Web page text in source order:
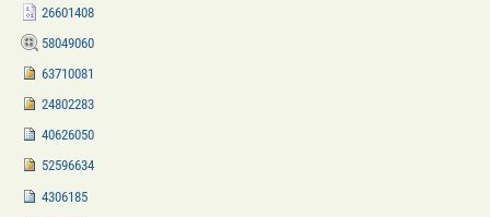
26601408
58049060
63710081
24802283
40626050
52596634
4306185